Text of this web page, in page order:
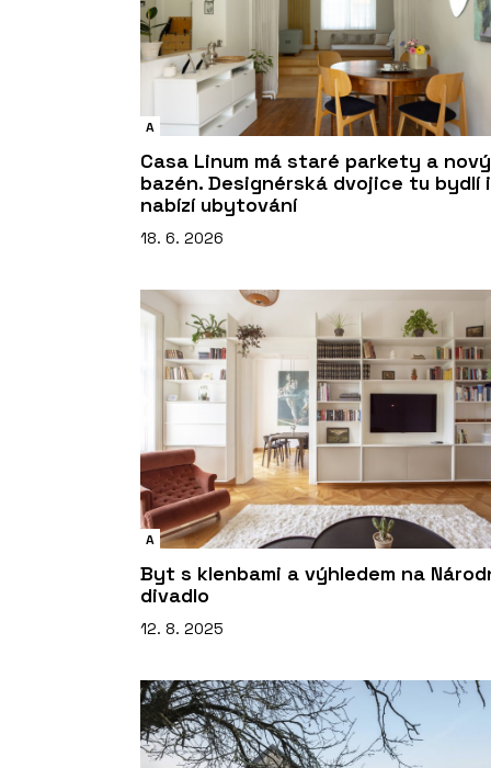
A
Casa Linum má staré parkety a nový
bazén. Designérská dvojice tu bydlí i
nabízí ubytování
18. 6. 2026
A
Byt s klenbami a výhledem na
divadlo
12. 8. 2025